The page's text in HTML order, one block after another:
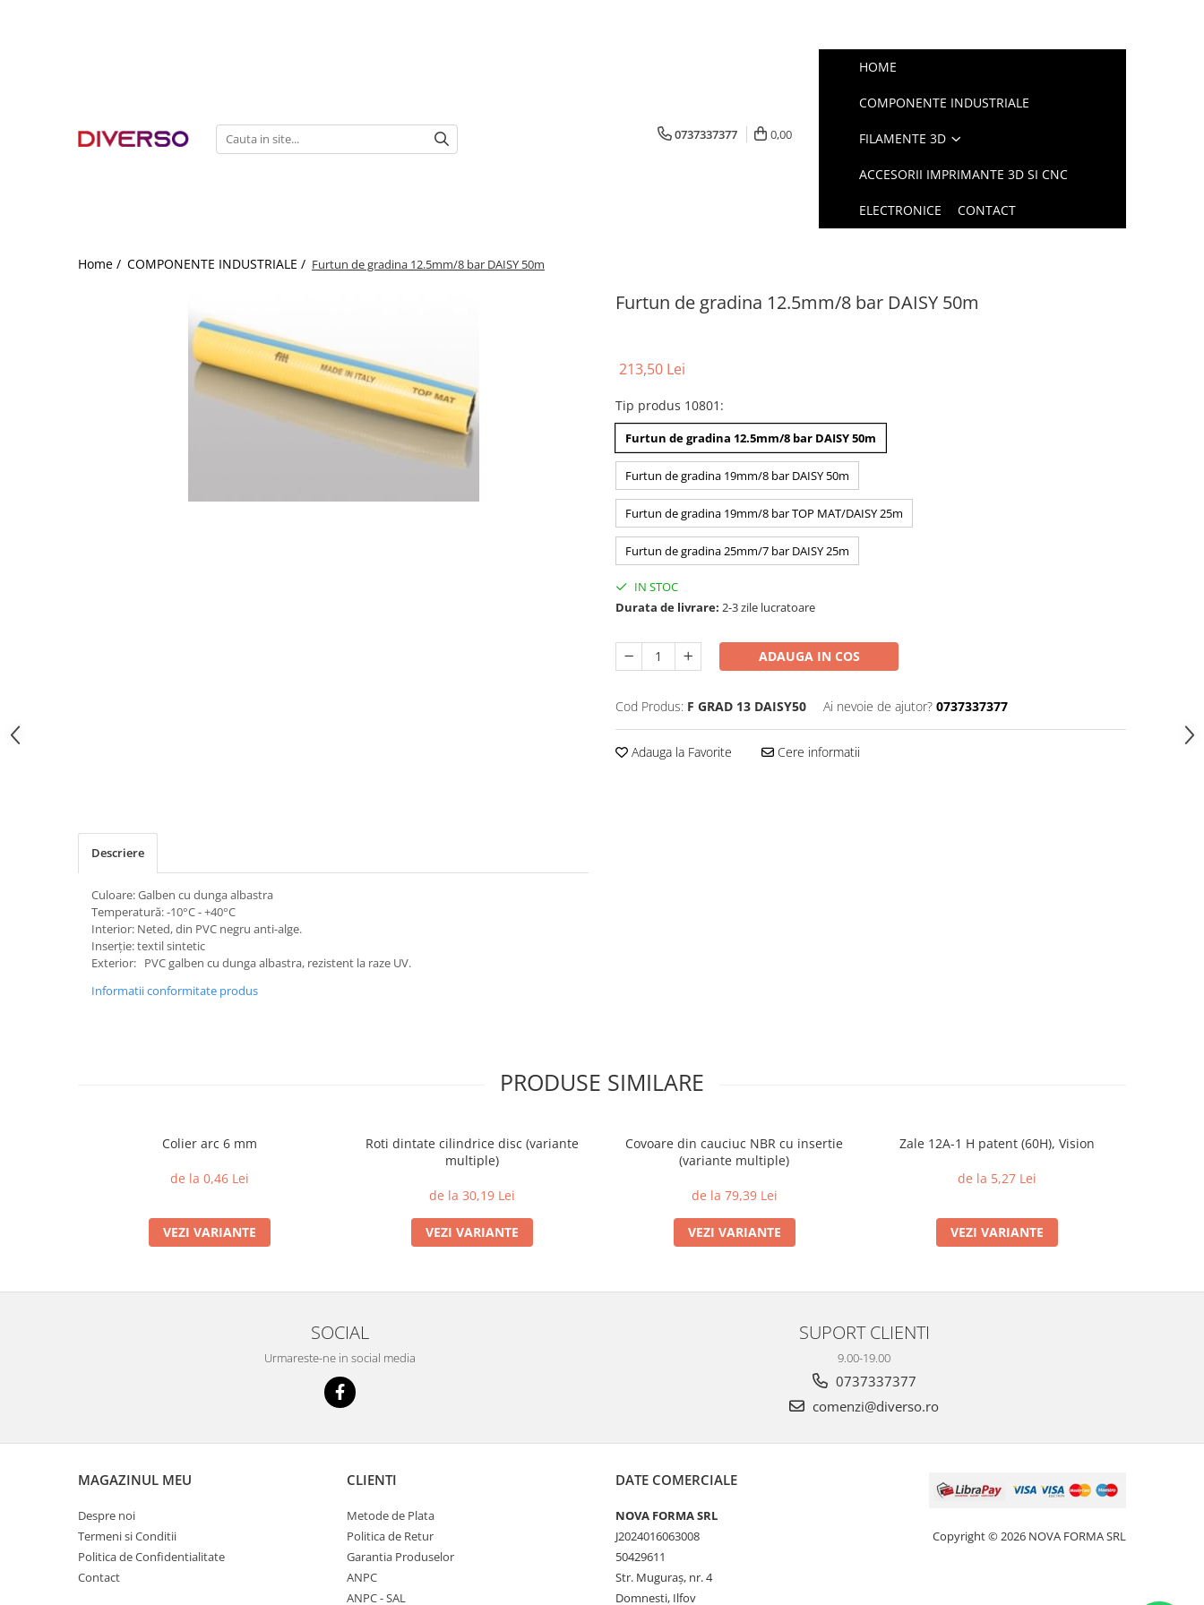
0737337377 0,00
HOME
COMPONENTE INDUSTRIALE
FILAMENTE 3D
ACCESORII IMPRIMANTE 3D SI CNC
ELECTRONICE CONTACT
Home / COMPONENTE INDUSTRIALE / Furtun de gradina 12.5mm/8 bar DAISY 50m
Furtun de gradina 12.5mm/8 bar DAISY 50m
213,50 Lei
Tip produs 10801 :
Furtun de gradina 12.5mm/8 bar DAISY 50m
Furtun de gradina 19mm/8 bar DAISY 50m
Furtun de gradina 19mm/8 bar TOP MAT/DAISY 25m
Furtun de gradina 25mm/7 bar DAISY 25m
IN STOC
Durata de livrare: 2-3 zile lucratoare
ADAUGA IN COS
Cod Produs: F GRAD 13 DAISY50 Ai nevoie de ajutor? 0737337377
Adauga la Favorite Cere informatii
Descriere
Culoare: Galben cu dunga albastra
Temperatură: -10°C - +40°C
Interior: Neted, din PVC negru anti-alge.
Inserție: textil sintetic
Exterior: PVC galben cu dunga albastra, rezistent la raze UV.
Informatii conformitate produs
PRODUSE SIMILARE
Colier arc 6 mm
de la 0,46 Lei
VEZI VARIANTE
Roti dintate cilindrice disc (variante
multiple)
de la 30,19 Lei
VEZI VARIANTE
Covoare din cauciuc NBR cu insertie
(variante multiple)
de la 79,39 Lei
VEZI VARIANTE
Zale 12A-1 H patent (60H), Vision
de la 5,27 Lei
VEZI VARIANTE
SOCIAL
Urmareste-ne in social media
SUPORT CLIENTI
9.00-19.00
0737337377
comenzi@diverso.ro
MAGAZINUL MEU
Despre noi
Termeni si Conditii
Politica de Confidentialitate
Contact
CLIENTI
Metode de Plata
Politica de Retur
Garantia Produselor
ANPC
ANPC - SAL
DATE COMERCIALE
NOVA FORMA SRL
J2024016063008
50429611
Str. Muguraș, nr. 4
Domnesti, Ilfov
Copyright © 2026 NOVA FORMA SRL